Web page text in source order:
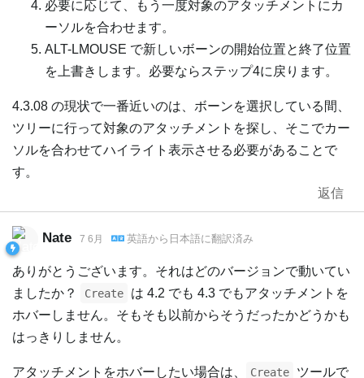
必要に応じて、もう一度対象のアタッチメントにカ
ーソルを合わせます。
ALT-LMOUSE で新しいボーンの開始位置と終了位置
を上書きします。必要ならステップ4に戻ります。
4.3.08 の現状で一番近いのは、ボーンを選択している間、
ツリーに行って対象のアタッチメントを探し、そこでカー
ソルを合わせてハイライト表示させる必要があることで
す。
返信
Nate 7 6月 英語から 日本語に翻訳済み
ありがとうございます。それはどのバージョンで動いてい
ましたか？
Create
は 4.2 でも 4.3 でもアタッチメントを
ホバーしません。そもそも以前からそうだったかどうかも
はっきりしません。
アタッチメントをホバーしたい場合は、 Create ツールで